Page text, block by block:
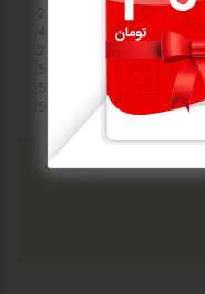
2
4
2
5
5
5